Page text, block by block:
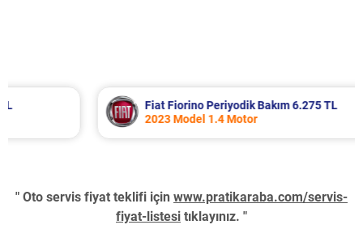
Fiat Fiorino Periyodik Bakım 6.275 TL
2023 Model 1.4 Motor
" Oto servis fiyat teklifi için www.pratikaraba.com/servis-
fiyat-listesi tıklayınız. "